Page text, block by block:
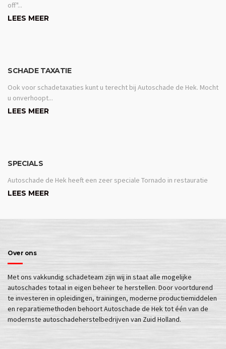
off"...
LEES MEER
SCHADE TAXATIE
Ook voor schadetaxaties kunt u terecht bij Autoschade de Hek. Mocht
u onverhoopt...
LEES MEER
SPECIALS
Autoschade de Hek heeft een zeer speciale Tornado in restauratie
LEES MEER
Over ons
Met ons vakkundig schadeteam zijn wij in staat alle mogelijke
autoschades totaal in eigen beheer te herstellen. Door voortdurend
te investeren in opleidingen, trainingen, moderne productiemiddelen
en reparatiemethoden behoort Autoschade de Hek tot één van de
modernste autoschadeherstelbedrijven van Zuid Holland.